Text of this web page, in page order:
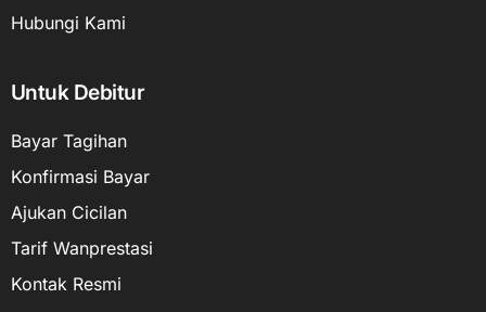
Hubungi Kami
Untuk Debitur
Bayar Tagihan
Konfirmasi Bayar
Ajukan Cicilan
Tarif Wanprestasi
Kontak Resmi